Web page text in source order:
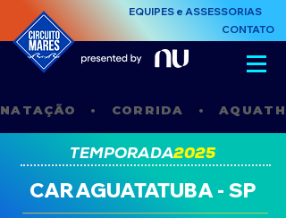
EQUIPES e ASSESSORIAS
CONTATO
NATAÇÃO   •   CORRIDA   •
TEMPORADA2025
CARAGUATATUBA - SP